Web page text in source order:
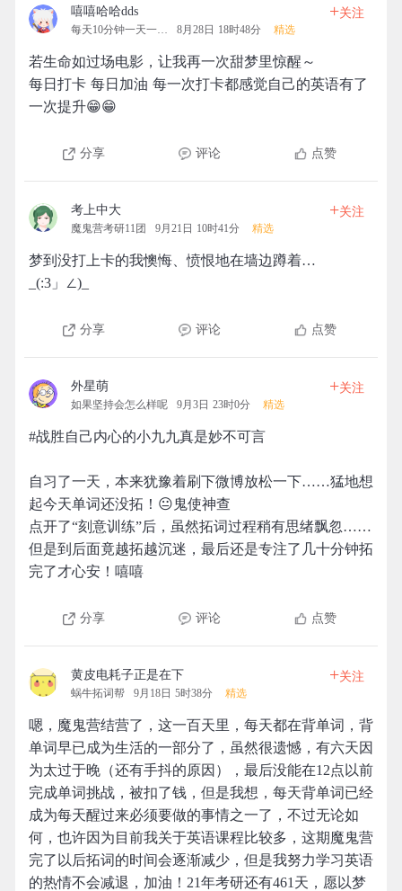
嘻嘻哈哈dds
每天10分钟一天一清人 8月28日 18时48分 精选
+关注
若生命如过场电影，让我再一次甜梦里惊醒～
每日打卡 每日加油 每一次打卡都感觉自己的英语有了
一次提升😁😁
分享 评论 点赞
考上中大
魔鬼营考研11团 9月21日 10时41分 精选
+关注
梦到没打上卡的我懊悔、愤恨地在墙边蹲着…
_(:3」∠)_
分享 评论 点赞
外星萌
如果坚持会怎么样呢 9月3日 23时0分 精选
+关注
#战胜自己内心的小九九真是妙不可言
自习了一天，本来犹豫着刷下微博放松一下……猛地想
起今天单词还没拓！😐鬼使神查
点开了“刻意训练”后，虽然拓词过程稍有思绪飘忽……
但是到后面竟越拓越沉迷，最后还是专注了几十分钟拓
完了才心安！嘻嘻
分享 评论 点赞
黄皮电耗子正是在下
蜗牛拓词帮 9月18日 5时38分 精选
+关注
嗯，魔鬼营结营了，这一百天里，每天都在背单词，背
单词早已成为生活的一部分了，虽然很遗憾，有六天因
为太过于晚（还有手抖的原因），最后没能在12点以前
完成单词挑战，被扣了钱，但是我想，每天背单词已经
成为每天醒过来必须要做的事情之一了，不过无论如
何，也许因为目前我关于英语课程比较多，这期魔鬼营
完了以后拓词的时间会逐渐减少，但是我努力学习英语
的热情不会减退，加油！21年考研还有461天，愿以梦